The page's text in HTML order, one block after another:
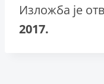
Изложба је
2017.